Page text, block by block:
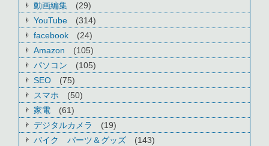
動画編集
(29)
YouTube
(314)
facebook
(24)
Amazon
(105)
パソコン
(105)
SEO
(75)
スマホ
(50)
家電
(61)
デジタルカメラ
(19)
バイク パーツ＆グッズ
(143)